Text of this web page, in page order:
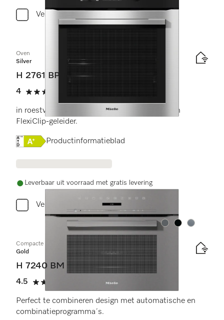
Vergelijken
Oven
Silver
H 2761 BP
4
4 sterren op 5
in roestvrijstalen look met netwerk, pyrolyse en
FlexiClip-geleider.
Online Label Flag, Energielabel
Productinformatieblad
Leverbaar uit voorraad met gratis levering
Vergelijken
Kleur:Kleur:Kleur:
Compacte oven met geïntegreerde magnetron
Gold
H 7240 BM
4.5
4.5 sterren op 5
(14 beoordelingen)
Perfect te combineren design met automatische en
combinatieprogramma´s.